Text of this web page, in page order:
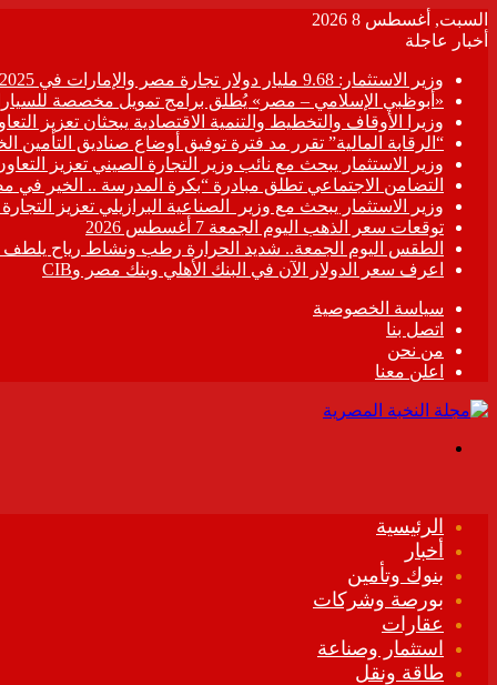
السبت, أغسطس 8 2026
أخبار عاجلة
وزير الاستثمار: 9.68 مليار دولار تجارة مصر والإمارات في 2025
«أبوظبي الإسلامي – مصر» يُطلق برامج تمويل مخصصة
وزيرا الأوقاف والتخطيط والتنمية الاقتصادية يبحثان تعزيز
“الرقابة المالية” تقرر مد فترة توفيق أوضاع صناديق التأمين الخاصة حتى 31
وزير الاستثمار يبحث مع نائب وزير التجارة الصيني تعزيز
التضامن الاجتماعي تطلق مبادرة “بكرة المدرسة .. الخير في
وزير الاستثمار يبحث مع وزير الصناعية البرازيلي تعزيز
توقعات سعر الذهب اليوم الجمعة 7 أغسطس 2026
الطقس اليوم الجمعة.. شديد الحرارة رطب ونشاط رياح يلطف
اعرف سعر الدولار الآن في البنك الأهلي وبنك مصر وCIB
سياسة الخصوصية
اتصل بنا
من نحن
اعلن معنا
الرئيسية
أخبار
بنوك وتأمين
بورصة وشركات
عقارات
استثمار وصناعة
طاقة ونقل